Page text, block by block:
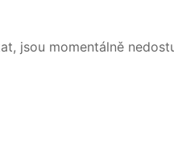
jsou momentálně